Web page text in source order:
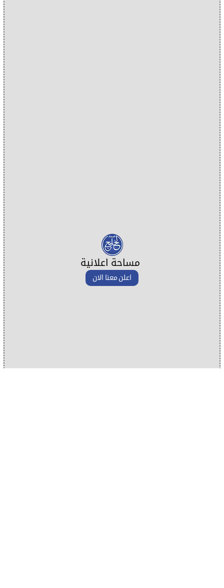
مساحة اعلانية
اعلن معنا الان